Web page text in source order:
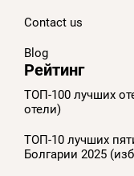
Contact us
Blog
Рейтинг
ТОП-100 лучших
отели)
ТОП-10 лучших
Болгарии 2025